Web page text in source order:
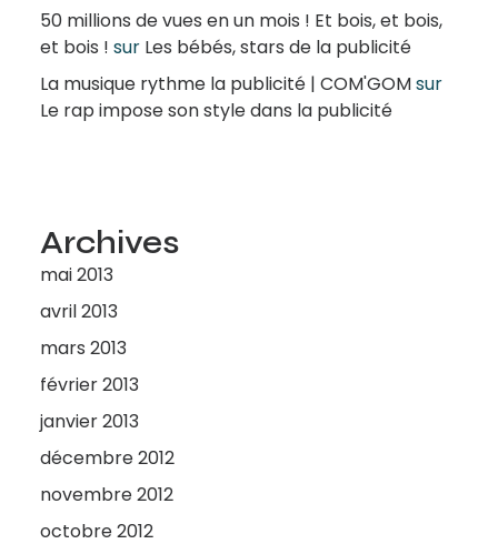
50 millions de vues en un mois ! Et bois, et bois,
et bois ! sur Les bébés, stars de la publicité
La musique rythme la publicité | COM'GOMsur
Le rap impose son style dans la publicité
Archives
mai 2013
avril 2013
mars 2013
février 2013
janvier 2013
décembre 2012
novembre 2012
octobre 2012